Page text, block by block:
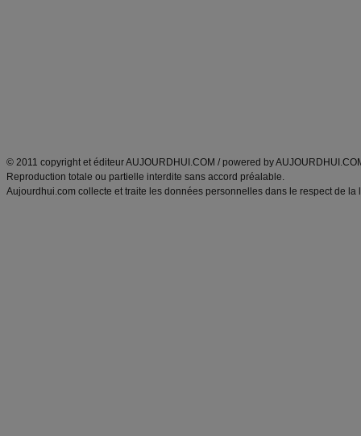
© 2011 copyright et éditeur AUJOURDHUI.COM / powered by
Reproduction totale ou partielle interdite sans accord préalable.
Aujourdhui.com collecte et traite les données personnelles dans le respect de